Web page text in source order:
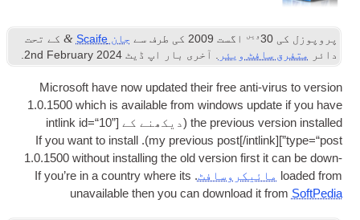
پروپوزل کی30ویں اگست 2009 کی طرف سے جان Scaife & کے تحت
دائر
متفرق سافٹ ویئر . آخری بار اپ ڈیٹ 2nd February2024
Microsoft have now updated their free anti-vir­us to ver­sion
1.0.1500 which is avail­able from win­dows update if you have
the pre­vi­ous ver­sion installed (دیکھنے کے [int­link id=“10”
type=“post”
]
my pre­vi­ous post[/intlink]).
If you want to install
1.0.1500 without installing the old ver­sion first it can be down­
loaded from
مائیکروسافٹ.
If you’re in a coun­try where its
unavail­able then you can down­load it from Soft­Pe­dia